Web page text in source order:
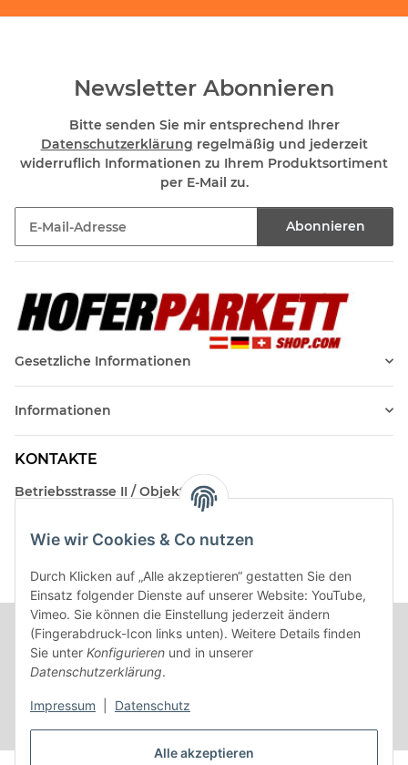
Alle akzeptieren
Wie wir Cookies & Co nutzen
Durch Klicken auf „Alle akzeptieren“ gestatten Sie den
Einsatz folgender Dienste auf unserer Website: YouTube,
Vimeo. Sie können die Einstellung jederzeit ändern
(Fingerabdruck-Icon links unten). Weitere Details finden
Sie unter Konfigurieren und in unserer
Datenschutzerklärung.
Impressum Datenschutz
Newsletter Abonnieren
Bitte senden Sie mir entsprechend Ihrer
Datenschutzerklärung regelmäßig und jederzeit
widerruflich Informationen zu Ihrem Produktsortiment
per E-Mail zu.
Abonnieren
Gesetzliche Informationen
Informationen
KONTAKTE
Betriebsstrasse II / Objekt 17
Kontakt